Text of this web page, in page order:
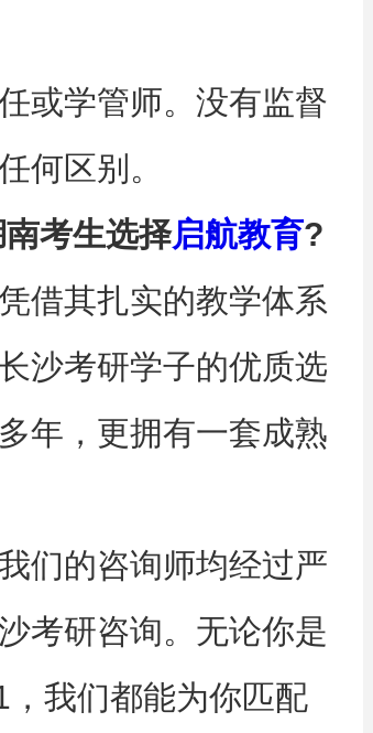
或学管师。没有监督
何区别。
考生选择启航教育?
借其扎实的教学体系
沙考研学子的优质选
年，更拥有一套成熟
们的咨询师均经过严
考研咨询。无论你是
我们都能为你匹配